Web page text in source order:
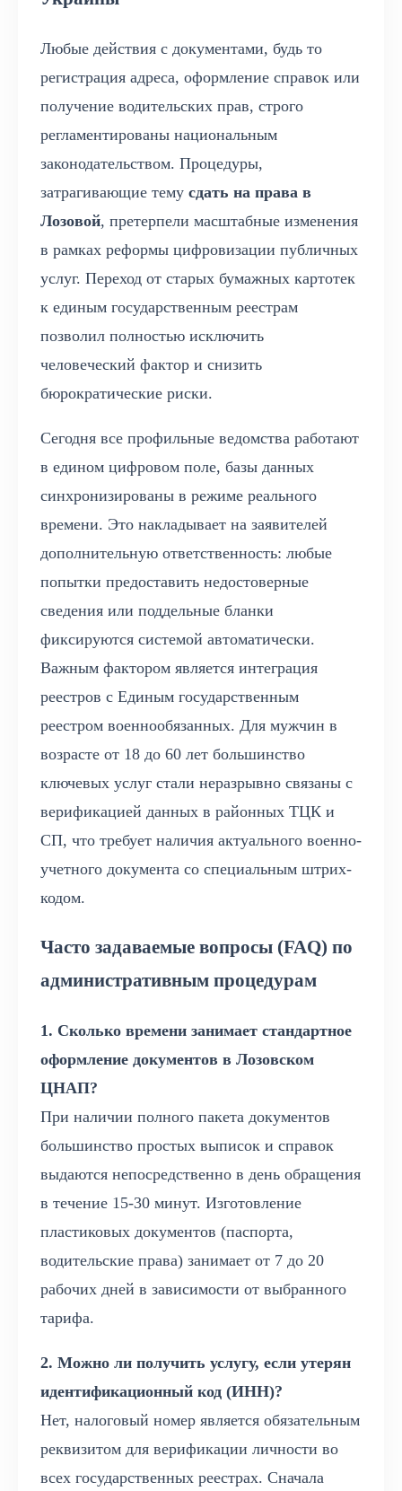
Любые действия с документами, будь то
регистрация адреса, оформление справок или
получение водительских прав, строго
регламентированы национальным
законодательством. Процедуры,
затрагивающие тему сдать на права в
Лозовой, претерпели масштабные изменения
в рамках реформы цифровизации публичных
услуг. Переход от старых бумажных картотек
к единым государственным реестрам
позволил полностью исключить
человеческий фактор и снизить
бюрократические риски.
Сегодня все профильные ведомства работают
в едином цифровом поле, базы данных
синхронизированы в режиме реального
времени. Это накладывает на заявителей
дополнительную ответственность: любые
попытки предоставить недостоверные
сведения или поддельные бланки
фиксируются системой автоматически.
Важным фактором является интеграция
реестров с Единым государственным
реестром военнообязанных. Для мужчин в
возрасте от 18 до 60 лет большинство
ключевых услуг стали неразрывно связаны с
верификацией данных в районных ТЦК и
СП, что требует наличия актуального военно-
учетного документа со специальным штрих-
кодом.
Часто задаваемые вопросы (FAQ) по
административным процедурам
1. Сколько времени занимает стандартное
оформление документов в Лозовском
ЦНАП?
При наличии полного пакета документов
большинство простых выписок и справок
выдаются непосредственно в день обращения
в течение 15-30 минут. Изготовление
пластиковых документов (паспорта,
водительские права) занимает от 7 до 20
рабочих дней в зависимости от выбранного
тарифа.
2. Можно ли получить услугу, если утерян
идентификационный код (ИНН)?
Нет, налоговый номер является обязательным
реквизитом для верификации личности во
всех государственных реестрах. Сначала